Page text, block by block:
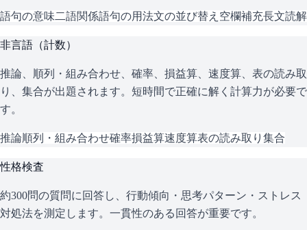
語句の意味二語関係語句の用法文の並び替え 空欄補充長文読解
非言語（計数）
推論、順列・組み合わせ、確率、損益算、速度算、表の読み取
り、集合が出題されます。短時間で正確に解く計算力が必要で
す。
推論順列・組み合わせ確率損益算速度算表の読み取り 集合
性格検査
約300問の質問に回答し、行動傾向・思考パターン・ストレス
対処法を測定します。一貫性のある回答が重要です。